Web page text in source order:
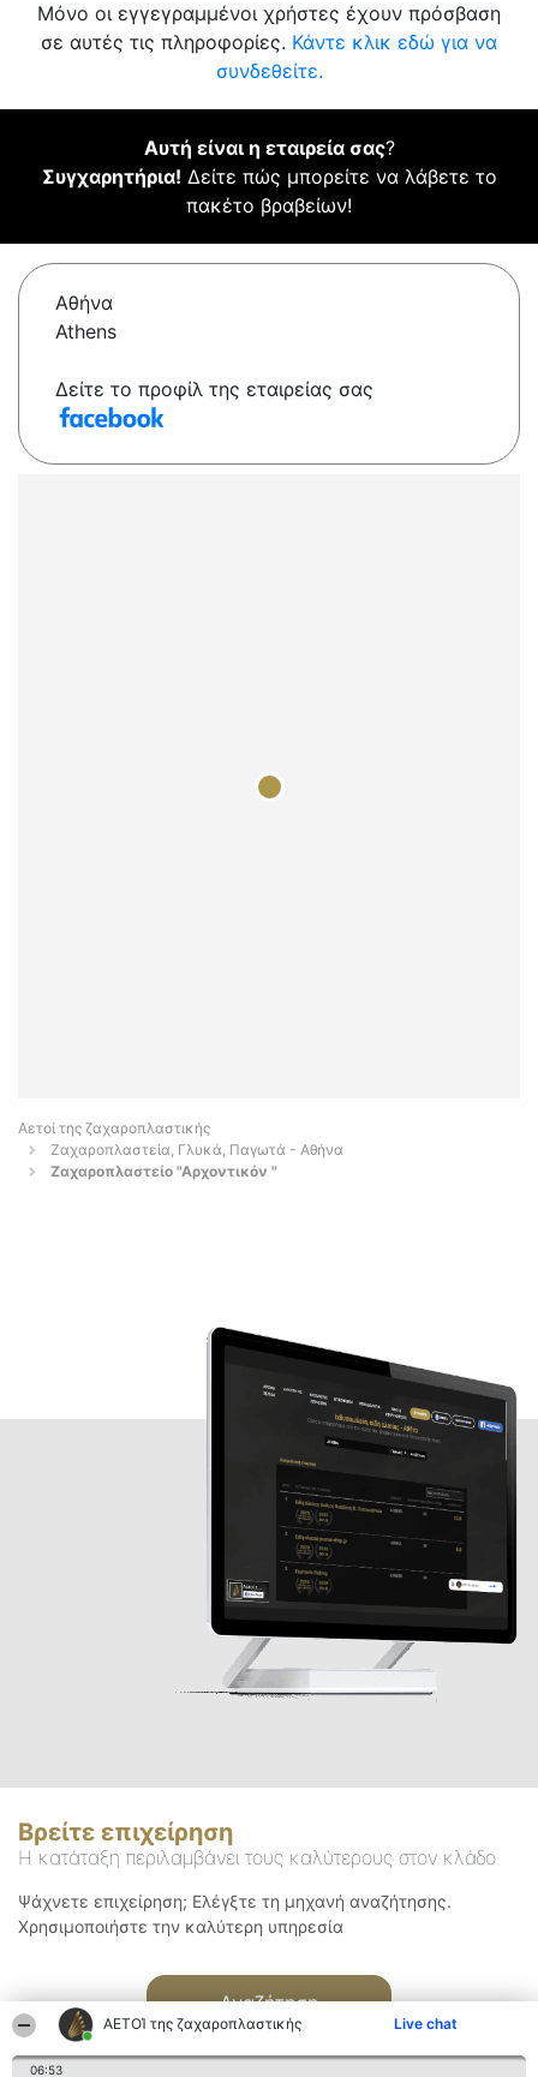
ΑΕΤΟΊ της ζαχαροπλαστικής Live chat
06:53
Μόνο οι εγγεγραμμένοι χρήστες έχουν πρόσβαση
σε αυτές τις πληροφορίες. Κάντε κλικ εδώ για να
συνδεθείτε.
Αυτή είναι η εταιρεία σας?
Συγχαρητήρια! Δείτε πώς μπορείτε να λάβετε το
πακέτο βραβείων!
Αθήνα
Athens
Δείτε το προφίλ της εταιρείας σας
Αετοί της ζαχαροπλαστικής
Ζαχαροπλαστεία, Γλυκά, Παγωτά - Αθήνα
Ζαχαροπλαστείο "Αρχοντικόν "
Βρείτε επιχείρηση
Η κατάταξη περιλαμβάνει τους καλύτερους στον κλάδο
Ψάχνετε επιχείρηση; Ελέγξτε τη μηχανή αναζήτησης.
Χρησιμοποιήστε την καλύτερη υπηρεσία
Αναζήτηση